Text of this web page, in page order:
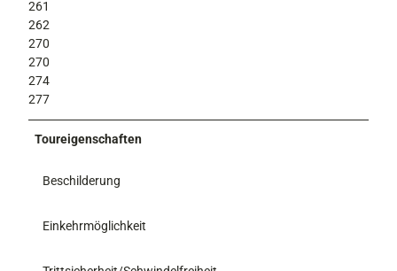
261
262
270
270
274
277
Toureigenschaften
Beschilderung
Einkehrmöglichkeit